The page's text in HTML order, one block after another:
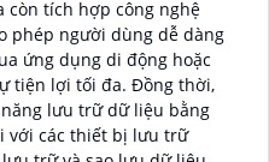
còn tích hợp công nghệ
phép người dùng dễ dàng
ứng dụng di động hoặc
tiện lợi tối đa. Đồng thời,
lưu trữ dữ liệu bằng
với các thiết bị lưu trữ